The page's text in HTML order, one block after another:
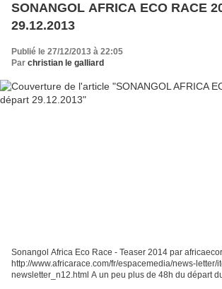
SONANGOL AFRICA ECO RACE
29.12.2013
Publié le 27/12/2013 à 22:05
Par christian le galliard
Sonangol Africa Eco Race - Teaser 2014 par
http://www.africarace.com/fr/espacemedia/news-letter/
newsletter_n12.html A un peu plus de 48h du départ